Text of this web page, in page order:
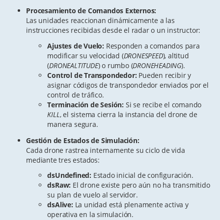
Procesamiento de Comandos Externos:
Las unidades reaccionan dinámicamente a las
instrucciones recibidas desde el radar o un instructor:
Ajustes de Vuelo: Responden a comandos para
modificar su velocidad (DRONESPEED), altitud
(DRONEALTITUDE) o rumbo (DRONEHEADING).
Control de Transpondedor: Pueden recibir y
asignar códigos de transpondedor enviados por el
control de tráfico.
Terminación de Sesión: Si se recibe el comando
KILL , el sistema cierra la instancia del drone de
manera segura.
Gestión de Estados de Simulación:
Cada drone rastrea internamente su ciclo de vida
mediante tres estados:
dsUndefined: Estado inicial de configuración.
dsRaw: El drone existe pero aún no ha transmitido
su plan de vuelo al servidor.
dsAlive: La unidad está plenamente activa y
operativa en la simulación.